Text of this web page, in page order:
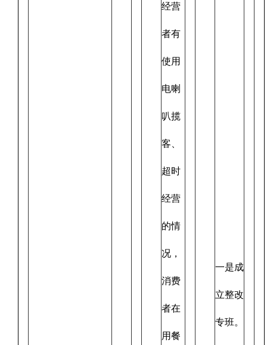
经营
者有
使用
电喇
叭揽
客、
超时
经营
的情
况，
消费
者在
用餐
一是成
立整改
专班。